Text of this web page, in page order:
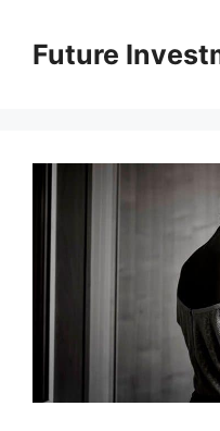
вмістуFuture